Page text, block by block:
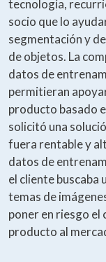
tecnología,
socio que lo
segmentación y
de objetos. La
datos de
permitieran
producto basado
solicitó una
fuera rentable y
datos de
el cliente buscaba
temas de
poner en riesgo
producto al